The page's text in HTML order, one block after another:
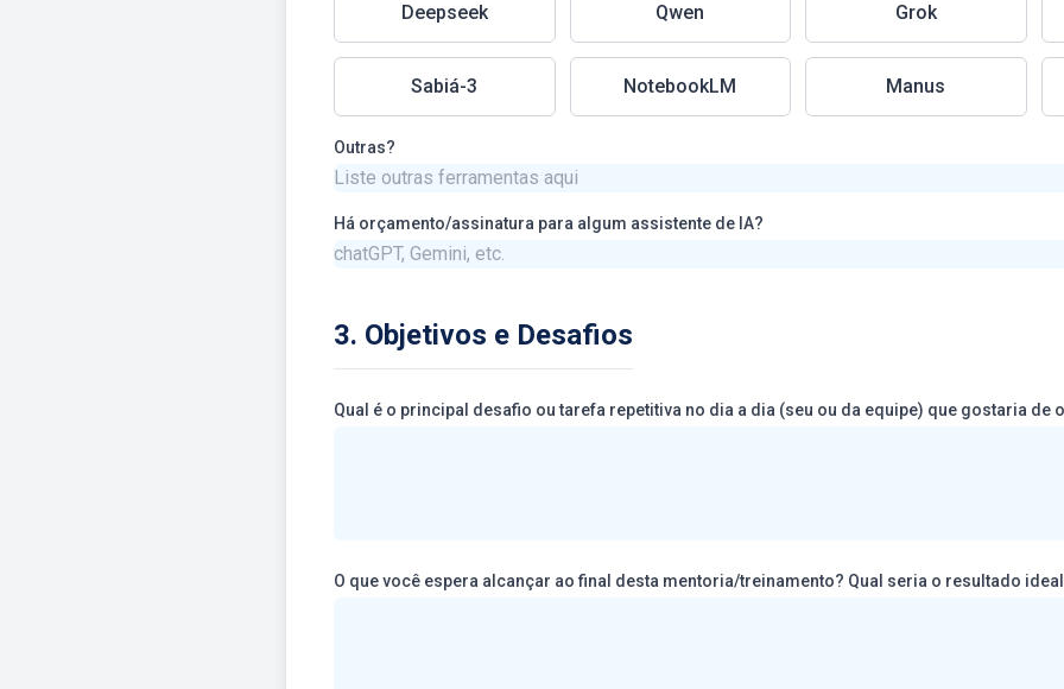
Deepseek Qwen Grok
Sabiá-3 NotebookLM Manus
Outras?
Há orçamento/assinatura para algum assistente de IA?
3. Objetivos e Desafios
Qual é
O que você espera alcançar ao final desta mentoria/treinamento? Qual seria o